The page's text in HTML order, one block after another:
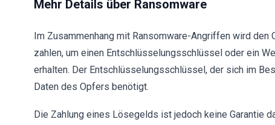
Mehr Details über Ransomware
Im Zusammenhang mit Ransomware-Angriffen wird
zahlen, um einen Entschlüsselungsschlüssel oder ein
erhalten. Der Entschlüsselungsschlüssel, der sich im
Daten des Opfers benötigt.
Die Zahlung eines Lösegelds ist jedoch keine Garantie